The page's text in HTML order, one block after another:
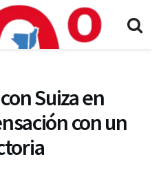
Suiza en
con un